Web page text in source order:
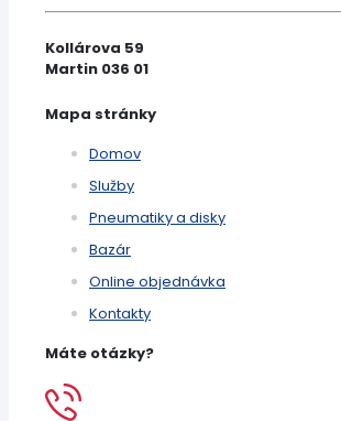
Kollárova 59
Martin 036 01
Mapa stránky
Domov
Služby
Pneumatiky a disky
Bazár
Online objednávka
Kontakty
Máte otázky?